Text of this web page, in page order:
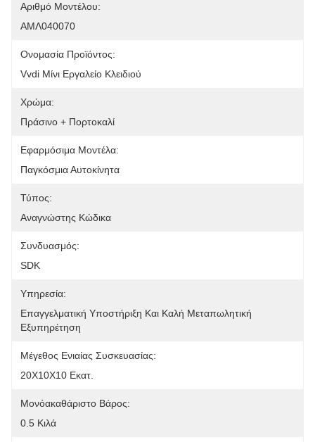
Αριθμό Μοντέλου:
ΑΜΛ040070
Ονομασία Προϊόντος:
Vvdi Μίνι Εργαλείο Κλειδιού
Χρώμα:
Πράσινο + Πορτοκαλί
Εφαρμόσιμα Μοντέλα:
Παγκόσμια Αυτοκίνητα
Τύπος:
Αναγνώστης Κώδικα
Συνδυασμός:
SDK
Υπηρεσία:
Επαγγελματική Υποστήριξη Και Καλή Μεταπωλητική
Εξυπηρέτηση
Μέγεθος Ενιαίας Συσκευασίας:
20X10X10 Εκατ.
Μονόακαθάριστο Βάρος:
0.5 Κιλά